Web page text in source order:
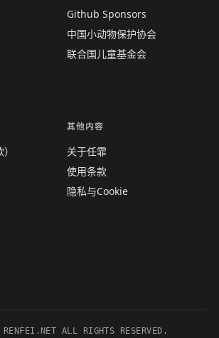
Github Sponsors
中国小动物保护协会
联合国儿童基金会
其他内容
关于任霏
使用条款
隐私与Cookie
ALL RIGHTS RESERVED.